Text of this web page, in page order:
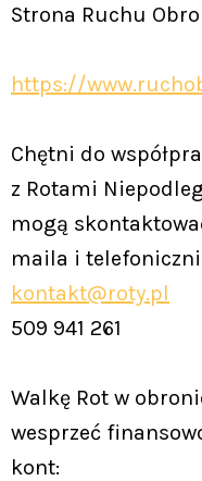
Strona Ruchu
https://
Chętni do
z Rotami
mogą
maila i
kontakt@roty.pl
509 941 261
Walkę Rot w
wesprzeć
kont: